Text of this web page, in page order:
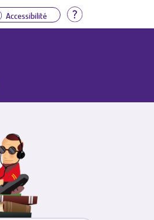
Accessibilité Aide